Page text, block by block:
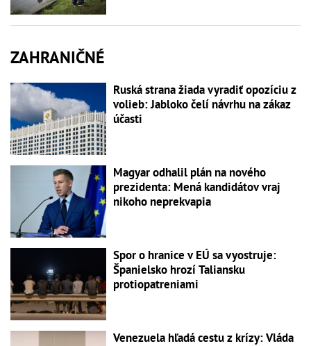
ZAHRANIČNÉ
Ruská strana žiada vyradiť opozíciu z
volieb: Jabloko čelí návrhu na zákaz
účasti
Magyar odhalil plán na nového
prezidenta: Mená kandidátov vraj
nikoho neprekvapia
Spor o hranice v EÚ sa vyostruje:
Španielsko hrozí Taliansku
protiopatreniami
Venezuela hľadá cestu z krízy: Vláda